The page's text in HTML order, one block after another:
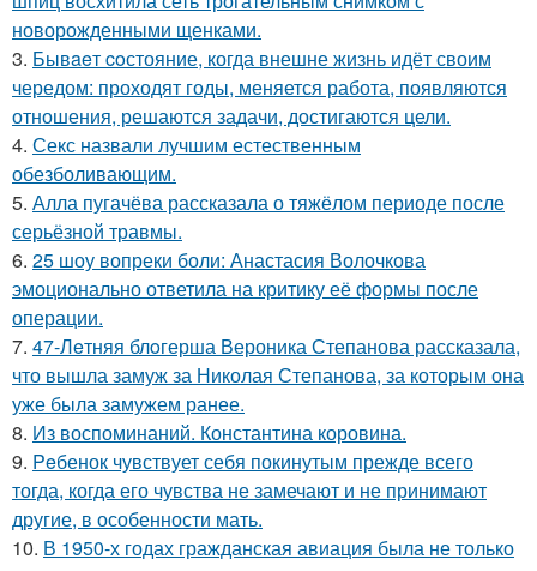
новорожденными щенками.
3. Бывaeт coстояние, когда внешне жизнь идёт своим
чередом: проходят годы, меняется работа, появляются
отношения, решаются задачи, достигаются цели.
4. Секс назвали лучшим естественным
обезболивающим.
5. Алла пугачёва рассказала о тяжёлом периоде после
серьёзной травмы.
6. 25 шоу вопреки боли: Анастасия Волочкова
эмоционально ответила на критику её формы после
операции.
7. 47-Лeтняя блoгерша Вероника Степанова рассказала,
что вышла замуж за Николая Степанова, за которым она
уже была замужем ранее.
8. Из воспоминаний. Константина коровина.
9. Peбенок чувствует себя покинутым прежде всего
тогда, когда его чувства не замечают и не принимают
другие, в особенности мать.
10. В 1950-х годах гражданская авиация была не только